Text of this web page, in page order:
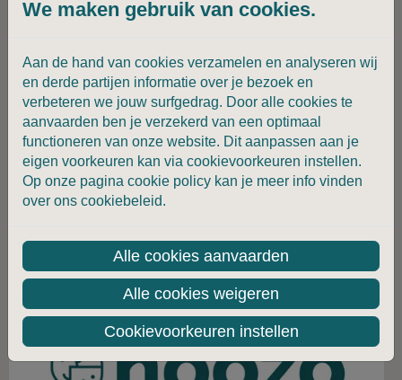
23-11-2023
Ontdek het beleidsmemorandum
2024 - 2029 van Handicap & Arbeid
We maken gebruik van cookies.
Aan de hand van cookies verzamelen en analyseren wij
en derde partijen informatie over je bezoek en
verbeteren we jouw surfgedrag. Door alle cookies te
aanvaarden ben je verzekerd van een optimaal
functioneren van onze website. Dit aanpassen aan je
eigen voorkeuren kan via cookievoorkeuren instellen.
Op onze pagina cookie policy kan je meer info vinden
over ons cookiebeleid.
Alle cookies aanvaarden
Alle cookies weigeren
Cookievoorkeuren instellen